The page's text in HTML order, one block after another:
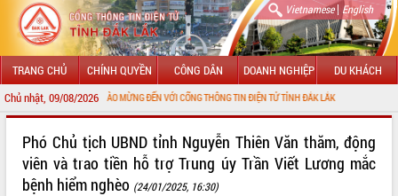
Vietnamese| English
TRANG CHỦ CHÍNH QUYỀN CÔNG DÂN DOANH NGHIỆP DU KHÁCH
Chủ nhật, 09/08/2026
CHÀO MỪNG ĐẾN VỚI CỔNG THÔNG TIN ĐIỆN TỬ TỈNH ĐẮK LẮK
LÃNH ĐẠO UBND TỈNH
Phó Chủ tịch UBND tỉnh Nguyễn Thiên Văn thăm, động
viên và trao tiền hỗ trợ Trung úy Trần Viết Lương mắc
bệnh hiểm nghèo (24/01/2025, 16:30)